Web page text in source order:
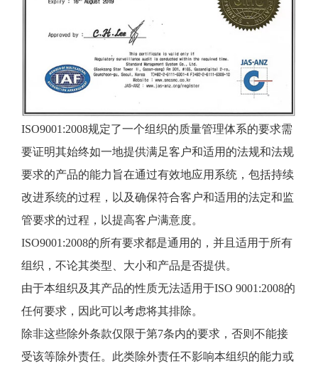
ISO9001:2008规定了一个组织的质量管理体系的要求需
要证明其始终如一地提供满足客户和适用的法规和法规
要求的产品的能力旨在通过有效地应用系统，包括持续
改进系统的过程，以及确保符合客户和适用的法定和监
管要求的过程，以提高客户满意度。
ISO9001:2008的所有要求都是通用的，并且适用于所有
组织，不论其类型、大小和产品是否提供。
由于本组织及其产品的性质无法适用于ISO 9001:2008的
任何要求，因此可以考虑将其排除。
除非这些除外条款仅限于第7条内的要求，否则不能接
受该等除外责任。此类除外责任不影响本组织的能力或